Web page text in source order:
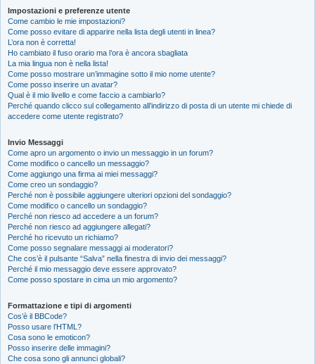
Impostazioni e preferenze utente
Come cambio le mie impostazioni?
Come posso evitare di apparire nella lista degli utenti in linea?
L’ora non è corretta!
Ho cambiato il fuso orario ma l’ora è ancora sbagliata
La mia lingua non è nella lista!
Come posso mostrare un’immagine sotto il mio nome utente?
Come posso inserire un avatar?
Qual è il mio livello e come faccio a cambiarlo?
Perché quando clicco sul collegamento all’indirizzo di posta di un utente mi chiede di
accedere come utente registrato?
Invio Messaggi
Come apro un argomento o invio un messaggio in un forum?
Come modifico o cancello un messaggio?
Come aggiungo una firma ai miei messaggi?
Come creo un sondaggio?
Perché non è possibile aggiungere ulteriori opzioni del sondaggio?
Come modifico o cancello un sondaggio?
Perché non riesco ad accedere a un forum?
Perché non riesco ad aggiungere allegati?
Perché ho ricevuto un richiamo?
Come posso segnalare messaggi ai moderatori?
Che cos’è il pulsante “Salva” nella finestra di invio dei messaggi?
Perché il mio messaggio deve essere approvato?
Come posso spostare in cima un mio argomento?
Formattazione e tipi di argomenti
Cos’è il BBCode?
Posso usare l’HTML?
Cosa sono le emoticon?
Posso inserire delle immagini?
Che cosa sono gli annunci globali?